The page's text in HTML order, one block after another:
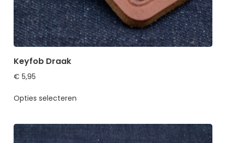
Keyfob Draak
€ 5,95
Opties selecteren